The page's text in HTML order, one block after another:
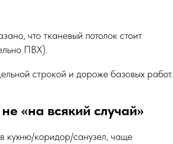
что тканевый потолок стоит
ПВХ).
строкой и дороже базовых работ.
«на всякий случай»
кухню/коридор/санузел, чаще